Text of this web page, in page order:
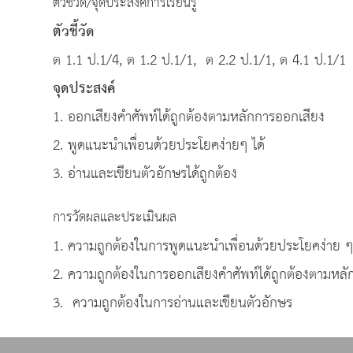
ตัวชี้วัด
ต 1.1 ป.1/4, ต 1.2 ป.1/1, ต 2.2 ป.1/1, ต 4.1 ป.1/1
จุดประสงค์
1. ออกเสียงคำศัพท์ได้ถูกต้องตามหลักการออกเสียง
2. พูดแนะนำเพื่อนด้วยประโยคง่ายๆ ได้
3. อ่านและเขียนตัวอักษรได้ถูกต้อง
การวัดผลและประเมินผล
1. ความถูกต้องในการพูดแนะนำเพื่อนด้วยประโยคง่าย ๆ
2. ความถูกต้องในการออกเสียงคำศัพท์ได้ถูกต้องตามหลั
3. ความถูกต้องในการอ่านและเขียนตัวอักษร